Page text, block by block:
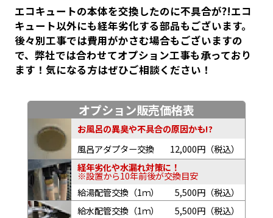
エコキュートの本体を交換したのに不具合が?!エコ
キュート以外にも経年劣化する部品もございます。
後々別工事では費用がかさむ場合もございますの
で、弊社では合わせてオプション工事も承っており
ます！気になる方はぜひご相談ください！
オプション販売価格表
お風呂の異臭や不具合の原因かも!?
風呂アダプター交換
12,000円（税込）
経年劣化や水漏れ対策に！
※設置から10年前後が交換目安
給湯配管交換（1ｍ）
5,500円（税込）
給水配管交換（1ｍ）
5,500円（税込）